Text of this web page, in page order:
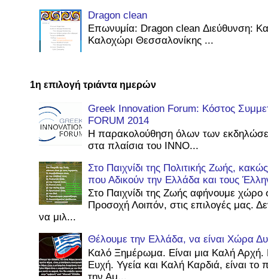
Dragon clean
Επωνυμία: Dragon clean Διεύθυνση:
Καλοχώρι Θεσσαλονίκης ...
1η επιλογή τριάντα ημερών
Greek Innovation Forum: Κόστος
FORUM 2014
Η παρακολούθηση όλων των
στα πλαίσια του INNO...
Στο Παιχνίδι της Πολιτικής Ζωής,
που Αδικούν την Ελλάδα και τους
Στο Παιχνίδι της Ζωής αφήνουμε
Προσοχή Λοιπόν, στις επιλογές μας.
να μιλ...
Θέλουμε την Ελλάδα, να είναι Χώρα
Καλό Ξημέρωμα. Είναι μια Καλή
Ευχή. Υγεία και Καλή Καρδιά, είναι
την Αμ...